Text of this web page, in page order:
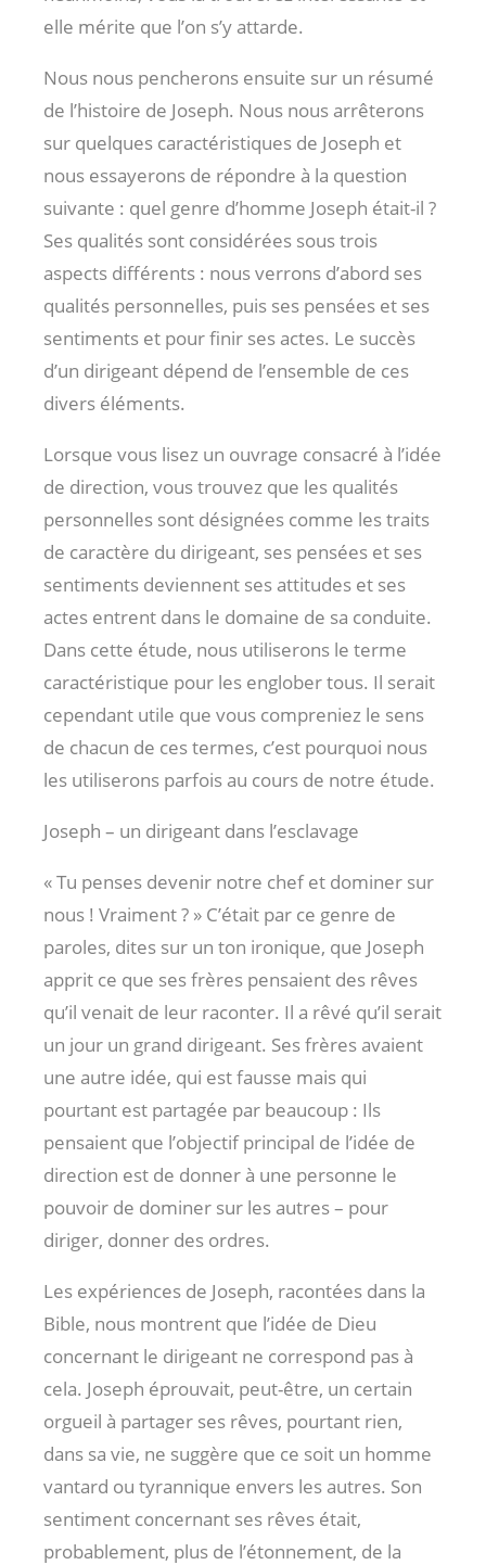
elle mérite que l’on s’y attarde.
Nous nous pencherons ensuite sur un résumé
de l’histoire de Joseph. Nous nous arrêterons
sur quelques caractéristiques de Joseph et
nous essayerons de répondre à la question
suivante : quel genre d’homme Joseph était-il ?
Ses qualités sont considérées sous trois
aspects différents : nous verrons d’abord ses
qualités personnelles, puis ses pensées et ses
sentiments et pour finir ses actes. Le succès
d’un dirigeant dépend de l’ensemble de ces
divers éléments.
Lorsque vous lisez un ouvrage consacré à l’idée
de direction, vous trouvez que les qualités
personnelles sont désignées comme les traits
de caractère du dirigeant, ses pensées et ses
sentiments deviennent ses attitudes et ses
actes entrent dans le domaine de sa conduite.
Dans cette étude, nous utiliserons le terme
caractéristique pour les englober tous. Il serait
cependant utile que vous compreniez le sens
de chacun de ces termes, c’est pourquoi nous
les utiliserons parfois au cours de notre étude.
Joseph – un dirigeant dans l’esclavage
« Tu penses devenir notre chef et dominer sur
nous ! Vraiment ? » C’était par ce genre de
paroles, dites sur un ton ironique, que Joseph
apprit ce que ses frères pensaient des rêves
qu’il venait de leur raconter. Il a rêvé qu’il serait
un jour un grand dirigeant. Ses frères avaient
une autre idée, qui est fausse mais qui
pourtant est partagée par beaucoup : Ils
pensaient que l’objectif principal de l’idée de
direction est de donner à une personne le
pouvoir de dominer sur les autres – pour
diriger, donner des ordres.
Les expériences de Joseph, racontées dans la
Bible, nous montrent que l’idée de Dieu
concernant le dirigeant ne correspond pas à
cela. Joseph éprouvait, peut-être, un certain
orgueil à partager ses rêves, pourtant rien,
dans sa vie, ne suggère que ce soit un homme
vantard ou tyrannique envers les autres. Son
sentiment concernant ses rêves était,
probablement, plus de l’étonnement, de la